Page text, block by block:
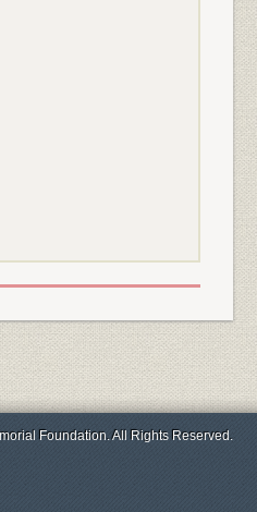
Foundation. All Rights Reserved.